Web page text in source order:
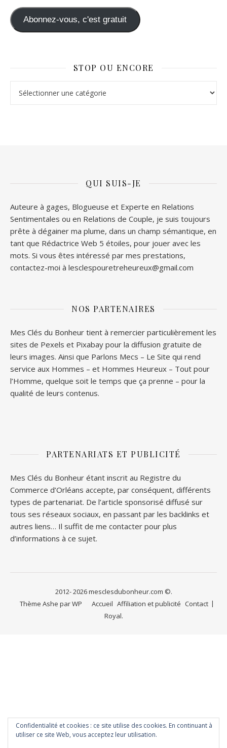
Abonnez-vous, c'est gratuit
STOP OU ENCORE
QUI SUIS-JE
Auteure à gages, Blogueuse et Experte en Relations
Sentimentales ou en Relations de Couple, je suis toujours
prête à dégainer ma plume, dans un champ sémantique, en
tant que Rédactrice Web 5 étoiles, pour jouer avec les
mots. Si vous êtes intéressé par mes prestations,
contactez-moi à lesclespouretreheureux@gmail.com
NOS PARTENAIRES
Mes Clés du Bonheur tient à remercier particulièrement les
sites de Pexels et Pixabay pour la diffusion gratuite de
leurs images. Ainsi que Parlons Mecs – Le Site qui rend
service aux Hommes – et Hommes Heureux – Tout pour
l’Homme, quelque soit le temps que ça prenne – pour la
qualité de leurs contenus.
PARTENARIATS ET PUBLICITÉ
Mes Clés du Bonheur étant inscrit au Registre du
Commerce d’Orléans accepte, par conséquent, différents
types de partenariat. De l’article sponsorisé diffusé sur
tous ses réseaux sociaux, en passant par les backlinks et
autres liens… Il suffit de me contacter pour plus
d’informations à ce sujet.
2012- 2026 mesclesdubonheur.com ©.
Accueil Affiliation et publicité Contact
Thème Ashe parWP
Royal.
Confidentialité et cookies : ce site utilise des cookies. En continuant à
utiliser ce site Web, vous acceptez leur utilisation.